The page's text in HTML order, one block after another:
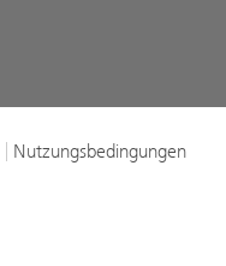
Nutzungsbedingungen